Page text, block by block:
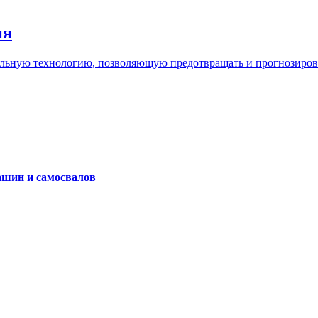
технологию, позволяющую предотвращать и
и самосвалов